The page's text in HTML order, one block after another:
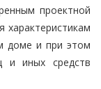
проектной
характеристикам
доме и при этом
и иных средств